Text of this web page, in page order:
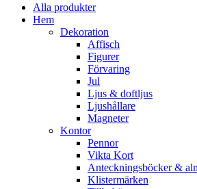
Alla produkter
Hem
Dekoration
Affisch
Figurer
Förvaring
Jul
Ljus & doftljus
Ljushållare
Magneter
Kontor
Pennor
Vikta Kort
Anteckningsböcker &
Klistermärken